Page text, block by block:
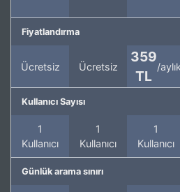
Fiyatlandırma
Ücretsiz Ücretsiz
359
TL
/aylık
Kullanıcı Sayısı
1
Kullanıcı
1
Kullanıcı
1
Kullanıcı
Günlük arama sınırı